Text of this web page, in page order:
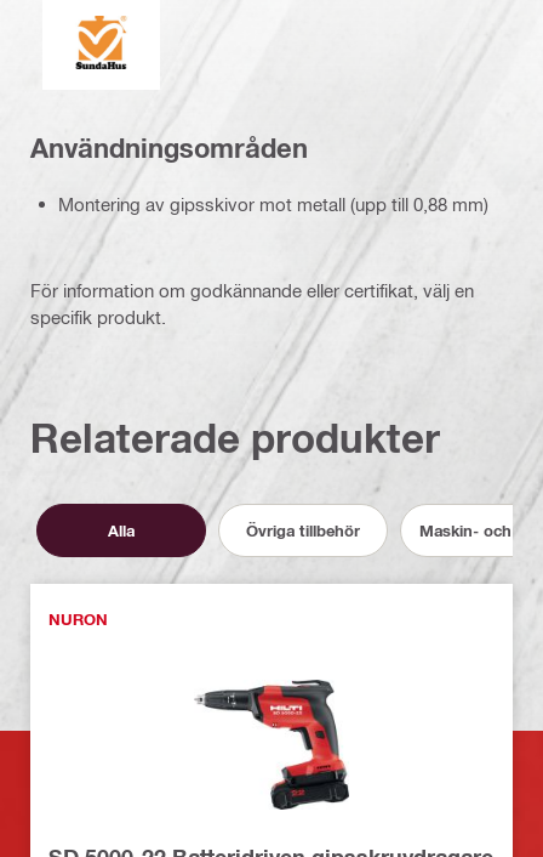
SundaHus
Användningsområden
Montering av gipsskivor mot metall (upp till 0,88 mm)
För information om godkännande eller certifikat, välj en
specifik produkt.
Relaterade produkter
Alla Övriga tillbehör Maskin- och
NURON